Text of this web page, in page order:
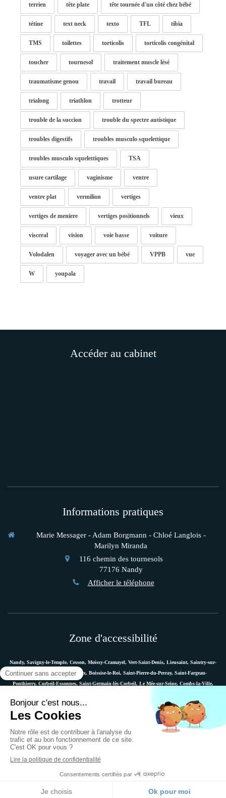
terrien tête plate tête tournée d'un côté chez bébé
tétine text neck texto TFL tibia
TMS toilettes torticolis torticolis congénital
toucher tournesol traitement muscle lésé
traumatisme genou travail travail bureau
trialong triathlon trotteur
trouble de la succion trouble du spectre autistique
troubles digestifs troubles musculo squelettique
troubles musculo squelettiques TSA
usure cartilage vaginisme ventre
ventre plat vermilion vertiges
vertiges de meniere vertiges positionnels vieux
visceral vision voie basse voiture
Volodalen voyager avec un bébé VPPB vue
W youpala
Accéder au cabinet
Informations pratiques
Marie Messager - Adam Borgmann - Chloé Langlois -
Marilyn Miranda
116 chemin des tournesols
77176 Nandy
Afficher le téléphone
Zone d'accessibilité
Nandy, Savigny-le-Temple, Cesson, Moissy-Cramayel, Vert-Saint-Denis, Lieusaint, Saintry-sur-
Seine, Le Coudray-Montceaux, Boissise-le-Roi, Saint-Pierre-du-Perray, Saint-Fargeau-
Ponthierry, Corbeil-Essonnes, Saint-Germain-lès-Corbeil, Le Mée-sur-Seine, Combs-la-Ville,
Boussy-Saint-Antoine, etc.
Plan du site
Ostéopathe Versailles
Création et référencement du site par Simplébo